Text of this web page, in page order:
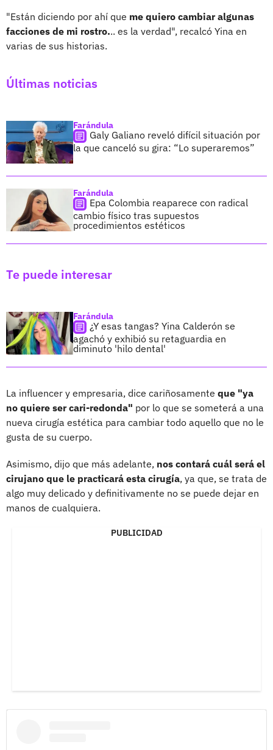
"Están diciendo por ahí que me quiero cambiar algunas
facciones de mi rostro... es la verdad", recalcó Yina en
varias de sus historias.
Últimas noticias
Farándula
Galy Galiano reveló difícil situación por
la que canceló su gira: “Lo superaremos”
Farándula
Epa Colombia reaparece con radical
cambio físico tras supuestos
procedimientos estéticos
Te puede interesar
Farándula
¿Y esas tangas? Yina Calderón se
agachó y exhibió su retaguardia en
diminuto 'hilo dental'
La influencer y empresaria, dice cariñosamente que "ya
no quiere ser cari-redonda" por lo que se someterá a una
nueva cirugía estética para cambiar todo aquello que no le
gusta de su cuerpo.
Asimismo, dijo que más adelante, nos contará cuál será el
cirujano que le practicará esta cirugía, ya que, se trata de
algo muy delicado y definitivamente no se puede dejar en
manos de cualquiera.
PUBLICIDAD